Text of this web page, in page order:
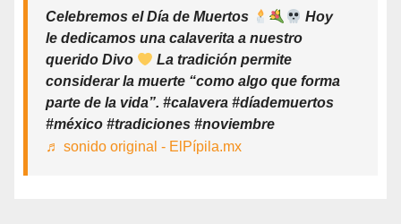
Celebremos el Día de Muertos
Hoy
le dedicamos una calaverita a nuestro
querido Divo
La tradición permite
considerar la muerte “como algo que forma
parte de la vida”. #calavera #díademuertos
#méxico #tradiciones #noviembre
♬ sonido original - ElPípila.mx